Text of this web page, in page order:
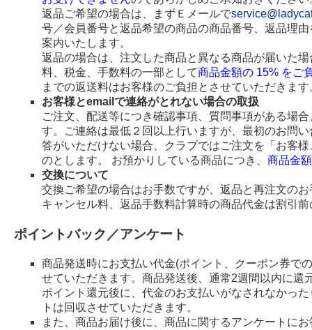
返品ご希望の場合は、まずＥメールで
号／会員番号と返品希望の商品の商品番号、返品理
案内いたします。
返品の場合は、注文した商品と異なる商品が届いた
料、税金、手数料の一部として商品金額の 15% をご
までの返送料はお客様のご負担とさせていただきます
お客様とemailで連絡がとれない場合の取扱
ご注文、配送等につき確認事項、質問事項がある場
す。ご連絡は最低２回以上行いますが、最初のお問
答がいただけない場合、クラブではご注文を「お客
のとします。 お預かりしている商品につき、 商品金
交換について
交換ご希望の場合はお手数ですが、返品と再注文の
キャンセル料、返品手数料計算時の商品代金は割引
ポイントバック／アンケート
商品発送時にお支払い代金(ポイント、クーポン券で
せていただきます。商品発送後、通常2週間以内に還
ポイント還元後に、代金のお支払いがなされなかっ
トは回収させていただきます。
また、商品お届け後に、商品に関するアンケートに